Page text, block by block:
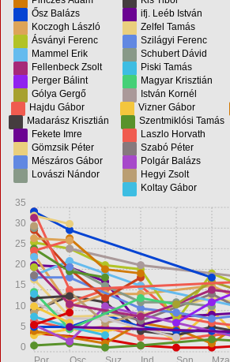
Ősz Balázs
ifj. Leéb István
Koczogh László
Zelfel Tamás
Ásványi Ferenc
Szilágyi Ferenc
Mammel Erik
Schubert Dávid
Fellenbeck Zsolt
Piski Tamás
Perger Bálint
Magyar Krisztián
Gólya Gergő
István Kornél
Hajdu Gábor
Vizner Gábor
Madarász Krisztián
Szentmiklósi Tamás
Fekete Imre
Laszlo Horvath
Gömzsik Péter
Szabó Péter
Mészáros Gábor
Polgár Balázs
Lovászi Nándor
Hegyi Zsolt
Koltay Gábor
0
5
10
15
20
25
30
35